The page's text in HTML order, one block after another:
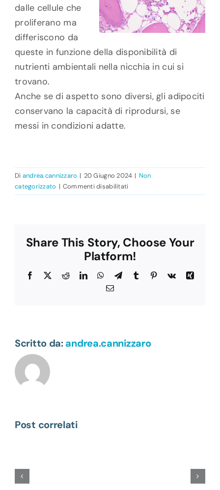
dalle cellule che
proliferano ma
differiscono da
queste in funzione della disponibilità di
nutrienti ambientali nella nicchia in cui si
trovano.
Anche se di aspetto sono diversi, gli adipociti
conservano la capacità di riprodursi, se
messi in condizioni adatte.
Di andrea.cannizzaro | 20 Giugno 2024 | Non
categorizzato | Commenti disabilitatisu
L’
Share This Story, Choose Your
Platform!
Facebook RedditLinkedInWhatsApp
TelegramTumblr Pinterest
Vk
Xing
Email
Scritto da:andrea.cannizzaro
Post correlati